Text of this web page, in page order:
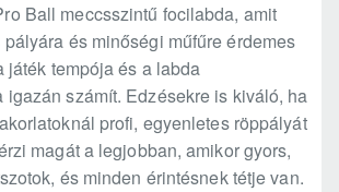
Ball meccsszintű focilabda, amit
és minőségi műfűre érdemes
játék tempója és a labda
igazán számít. Edzésekre is kiváló, ha
profi, egyenletes röppályát
magát a legjobban, amikor gyors,
és minden érintésnek tétje van.